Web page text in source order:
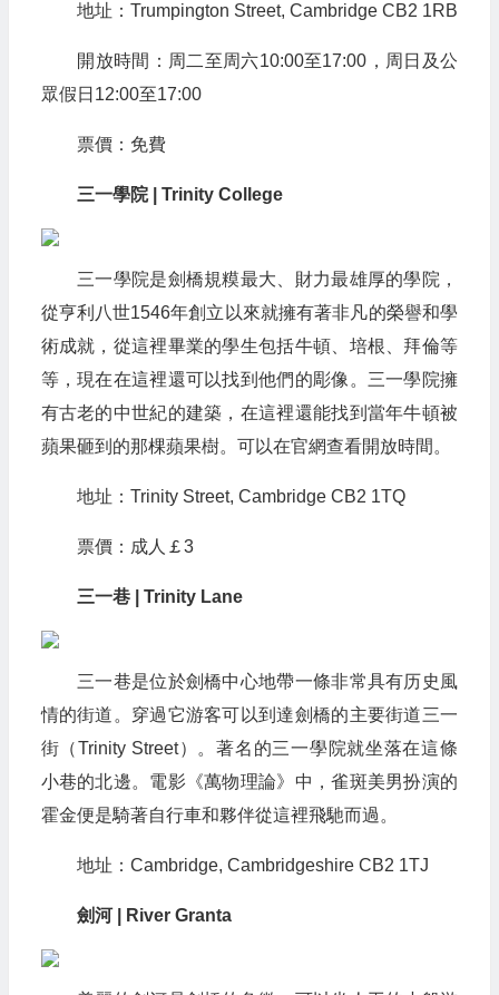
地址：Trumpington Street, Cambridge CB2 1RB
開放時間：周二至周六10:00至17:00，周日及公
眾假日12:00至17:00
票價：免費
三一學院 | Trinity College
三一學院是劍橋規糢最大、財力最雄厚的學院，
從亨利八世1546年創立以來就擁有著非凡的榮譽和學
術成就，從這裡畢業的學生包括牛頓、培根、拜倫等
等，現在在這裡還可以找到他們的彫像。三一學院擁
有古老的中世紀的建築，在這裡還能找到當年牛頓被
蘋果砸到的那棵蘋果樹。可以在官網查看開放時間。
地址：Trinity Street, Cambridge CB2 1TQ
票價：成人￡3
三一巷 | Trinity Lane
三一巷是位於劍橋中心地帶一條非常具有历史風
情的街道。穿過它游客可以到達劍橋的主要街道三一
街（Trinity Street）。著名的三一學院就坐落在這條
小巷的北邊。電影《萬物理論》中，雀斑美男扮演的
霍金便是騎著自行車和夥伴從這裡飛馳而過。
地址：Cambridge, Cambridgeshire CB2 1TJ
劍河 | River Granta